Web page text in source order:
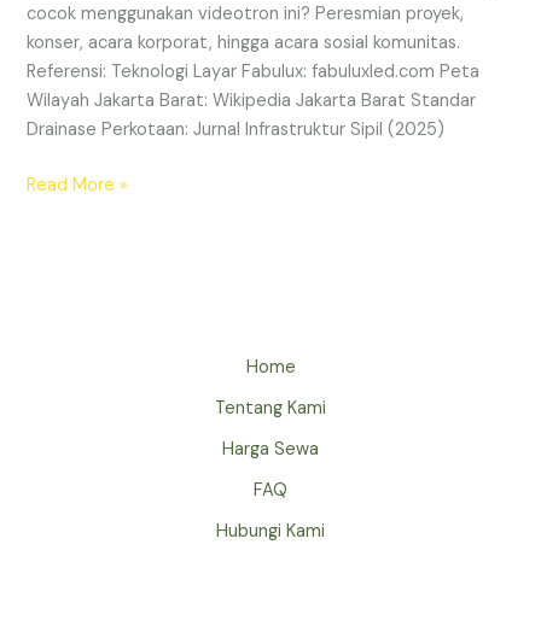
cocok menggunakan videotron ini? Peresmian proyek,
konser, acara korporat, hingga acara sosial komunitas.
Referensi: Teknologi Layar Fabulux: fabuluxled.com Peta
Wilayah Jakarta Barat: Wikipedia Jakarta Barat Standar
Drainase Perkotaan: Jurnal Infrastruktur Sipil (2025)
Read More »
Home
Tentang Kami
Harga Sewa
FAQ
Hubungi Kami